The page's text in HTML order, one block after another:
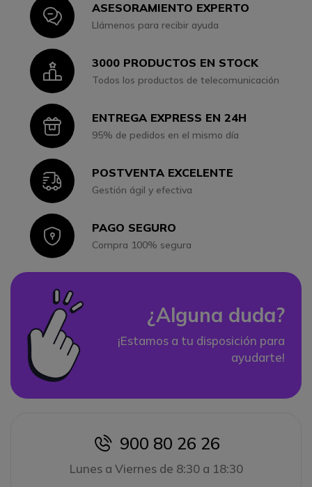
IconASESORAMIENTO EXPERTO
Llámenos para recibir ayuda
Icon3000 PRODUCTOS EN STOCK
Todos los productos de telecomunicación
IconENTREGA EXPRESS EN 24H
95% de pedidos en el mismo día
IconPOSTVENTA EXCELENTE
Gestión ágil y efectiva
IconPAGO SEGURO
Compra 100% segura
¿Alguna duda?
¡Estamos a tu disposición para
ayudarte!
icon
900 80 26 26
Lunes a Viernes de 8:30 a 18:30